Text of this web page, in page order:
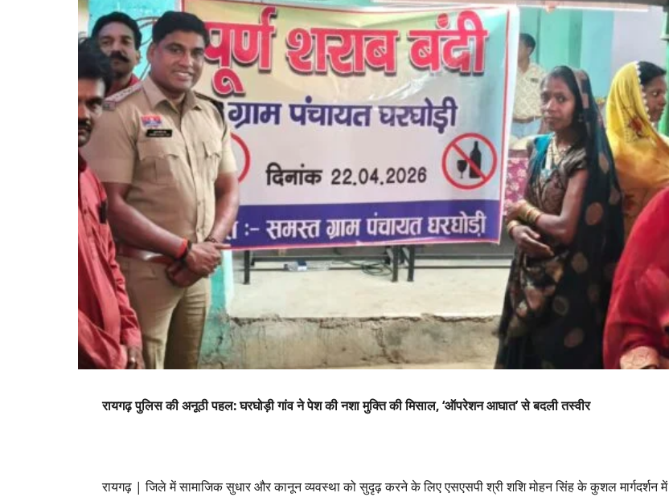
रायगढ़ पुलिस की अनूठी पहल: घरघोड़ी गांव ने पेश की नशा मुक्ति की मिसाल, ‘ऑपरेशन आघात’ से बदली तस्वीर
​रायगढ़ | जिले में सामाजिक सुधार और कानून व्यवस्था को सुदृढ़ करने के लिए एसएसपी श्री शशि मोहन सिंह के कुशल मार्गदर्शन में